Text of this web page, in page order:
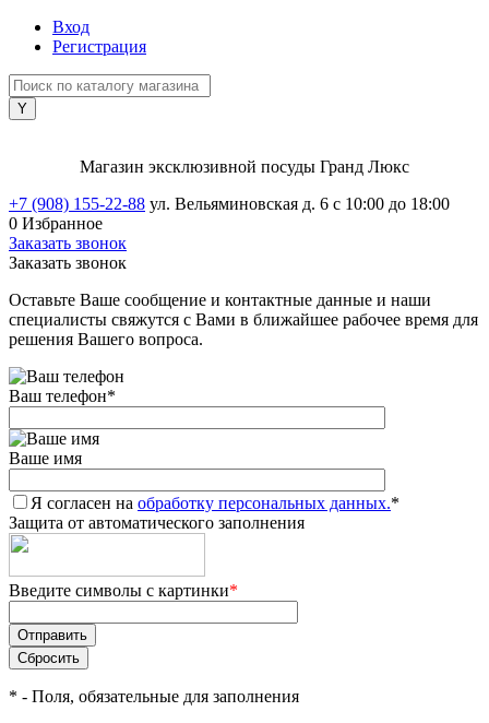
Вход
Регистрация
Магазин эксклюзивной посуды Гранд Люкс
+7 (908) 155-22-88 ул. Вельяминовская д. 6 с 10:00 до 18:00
0 Избранное
Заказать звонок
Заказать звонок
Оставьте Ваше сообщение и контактные данные и наши
специалисты свяжутся с Вами в ближайшее рабочее время для
решения Вашего вопроса.
Ваш телефон*
Ваше имя
Я согласен на обработку персональных данных.*
Защита от автоматического заполнения
Введите символы с картинки*
* - Поля, обязательные для заполнения